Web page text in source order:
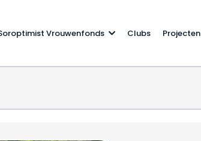
Vrouwenfonds Clubs Projecten